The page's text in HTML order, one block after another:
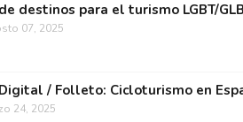
destinos para el turismo LGBT/
07, 2025
/ Folleto: Cicloturismo en
24, 2025